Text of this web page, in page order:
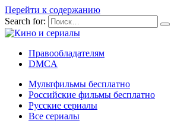
Перейти к содержанию
Search for:
Правообладателям
DMCA
Мультфильмы бесплатно
Российские фильмы бесплатно
Русские сериалы
Все сериалы